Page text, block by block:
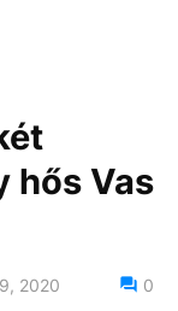
hős Vas
2020 0